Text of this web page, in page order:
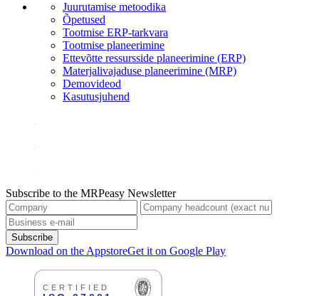
Juurutamise metoodika
Õpetused
Tootmise ERP-tarkvara
Tootmise planeerimine
Ettevõtte ressursside planeerimine (ERP)
Materjalivajaduse planeerimine (MRP)
Demovideod
Kasutusjuhend
Subscribe to the MRPeasy Newsletter
Subscribe
Download on the AppstoreGet it on Google Play